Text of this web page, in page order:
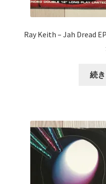
Ray Keith ‎– Jah Dread
続